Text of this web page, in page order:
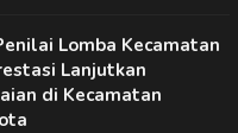
Lomba Kecamatan
Lanjutkan
di Kecamatan